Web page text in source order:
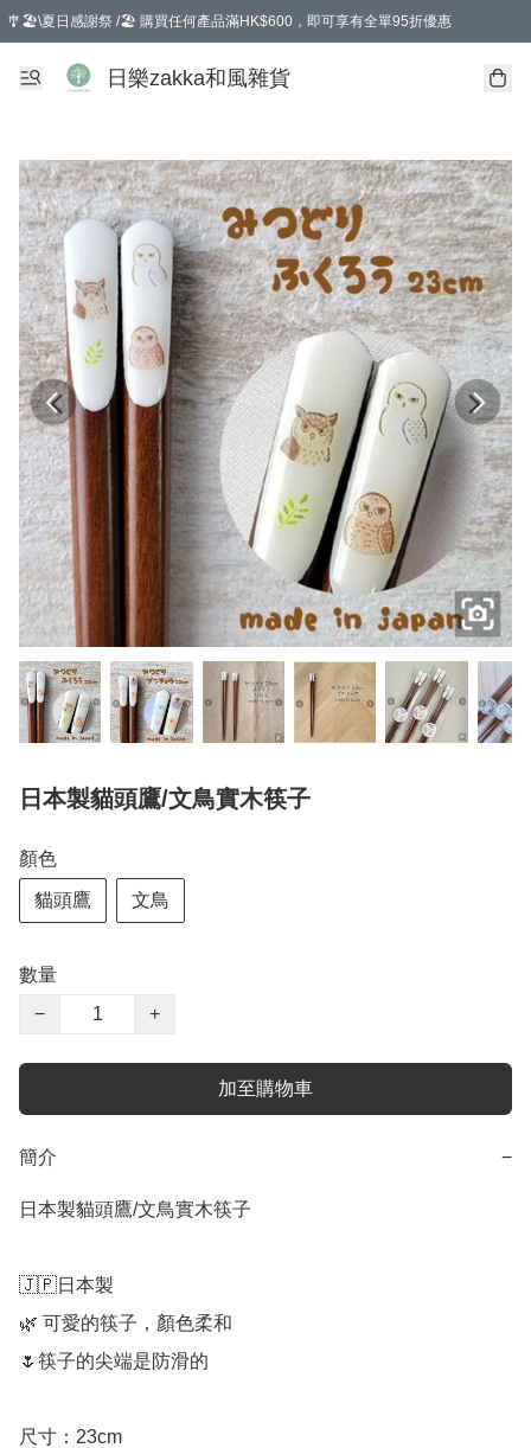
🎐🏖️\夏日感謝祭 /🏖️ 購買任何產品滿HK$600，即可享有全單95折優惠
選擇GoGoX住宅/工商地址配送，單一訂單消費購物滿HK$680(折扣後），可享有
日樂zakka和風雜貨
日本製貓頭鷹/文鳥實木筷子
顏色
貓頭鷹 文鳥
數量
−
+
加至購物車
簡介 −
日本製貓頭鷹/文鳥實木筷子
🇯🇵日本製
🌿 可愛的筷子，顏色柔和
🌷筷子的尖端是防滑的
尺寸：23cm